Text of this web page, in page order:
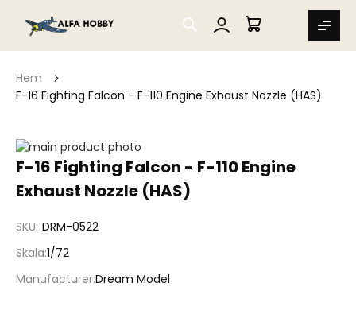
SEARCH
MIN VARUKORG
Hem
F-16 Fighting Falcon - F-110 Engine Exhaust Nozzle (HAS)
F-16 Fighting Falcon - F-110 Engine
Exhaust Nozzle (HAS)
SKU DRM-0522
Skala 1/72
ManufacturerDream Model
Hoppa
till
av
Hoppa
början
bildgalleriet